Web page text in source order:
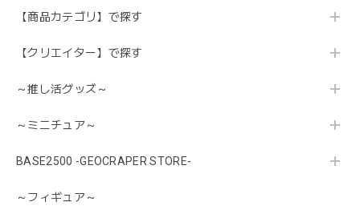
【商品カテゴリ】で探す
【クリエイター】で探す
～推し活グッズ～
～ミニチュア～
BASE2500 -GEOCRAPER STORE-
～フィギュア～